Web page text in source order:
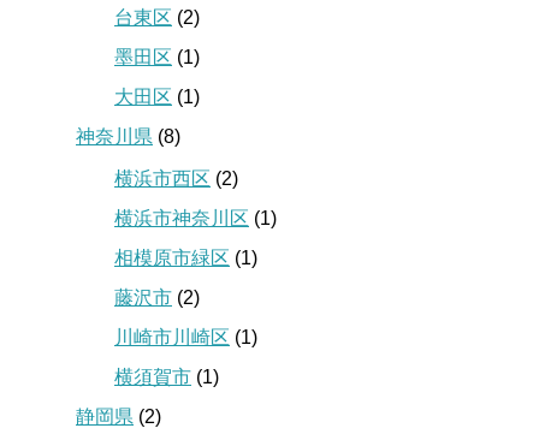
台東区 (2)
墨田区 (1)
大田区 (1)
神奈川県 (8)
横浜市西区 (2)
横浜市神奈川区 (1)
相模原市緑区 (1)
藤沢市 (2)
川崎市川崎区 (1)
横須賀市 (1)
静岡県 (2)